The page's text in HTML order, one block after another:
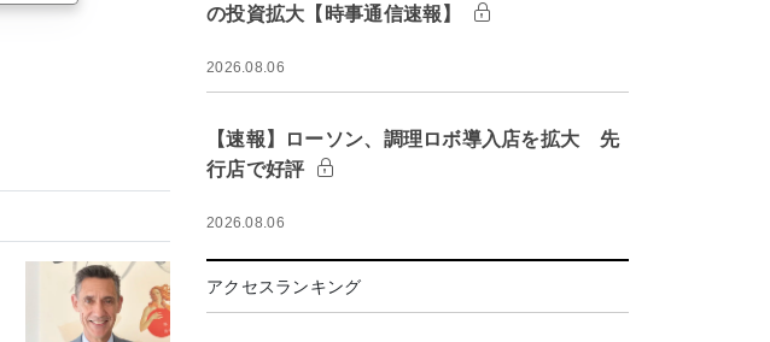
の投資拡大【時事通信速報】
2026.08.06
【速報】ローソン、調理ロボ導入店を拡大 先
行店で好評
2026.08.06
アクセスランキング